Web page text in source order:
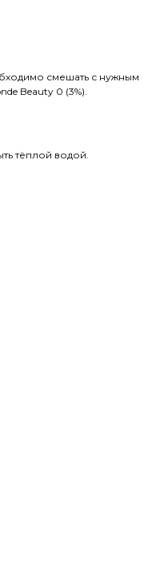
смешать с нужным
Beauty 0 (3%).
тёплой водой.